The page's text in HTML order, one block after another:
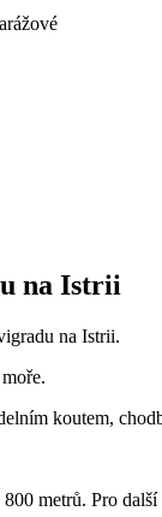
na Istrii
na Istrii.
koutem,
metrů. Pro